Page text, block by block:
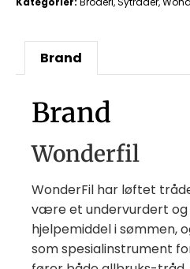
Brand
Brand
Wonderfil
WonderFil har løftet
være et undervurdert og
hjelpemiddel i sømmen,
som spesialinstrument